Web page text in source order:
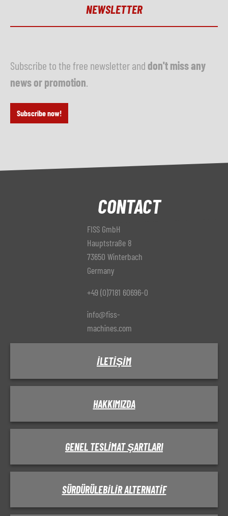
NEWSLETTER
Subscribe to the free newsletter and don't miss any
news or promotion
Subscribe now!
CONTACT
FISS GmbH
Hauptstraße 8
73650 Winterbach
Germany
+49 (0)7181 60696-0
info@fiss-
machines.com
İLETIŞIM
HAKKIMIZDA
GENEL TESLIMAT ŞARTLARI
SÜRDÜRÜLEBILIR ALTERNATIF